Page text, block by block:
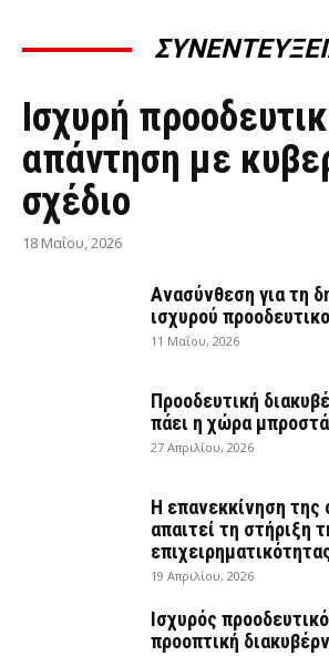
ΣΥΝΕΝΤΕΎΞΕΙΣ
Ισχυρή
απάντηση με
σχέδιο
18 Μαΐου, 2026
Ανασύνθεση για τη
ισχυρού
11 Μαΐου, 2026
Προοδευτική
πάει η χώρα μπροστά
27 Απριλίου, 2026
Η επανεκκίνηση της
απαιτεί τη στήριξη
19 Απριλίου, 2026
Ισχυρός
προοπτική